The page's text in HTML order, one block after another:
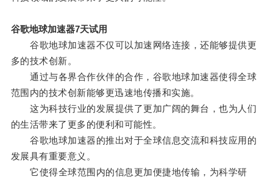
谷歌地球加速器7天试用
谷歌地球加速器不仅可以加速网络连接，还能够提供更
多的技术创新。
通过与各界合作伙伴的合作，谷歌地球加速器使得全球
范围内的技术创新能够更迅速地传播和实施。
这为科技行业的发展提供了更加广阔的舞台，也为人们
的生活带来了更多的便利和可能性。
谷歌地球加速器的推出对于全球信息交流和科技应用的
发展具有重要意义。
它使得全球范围内的信息更加便捷地传输，为科学研